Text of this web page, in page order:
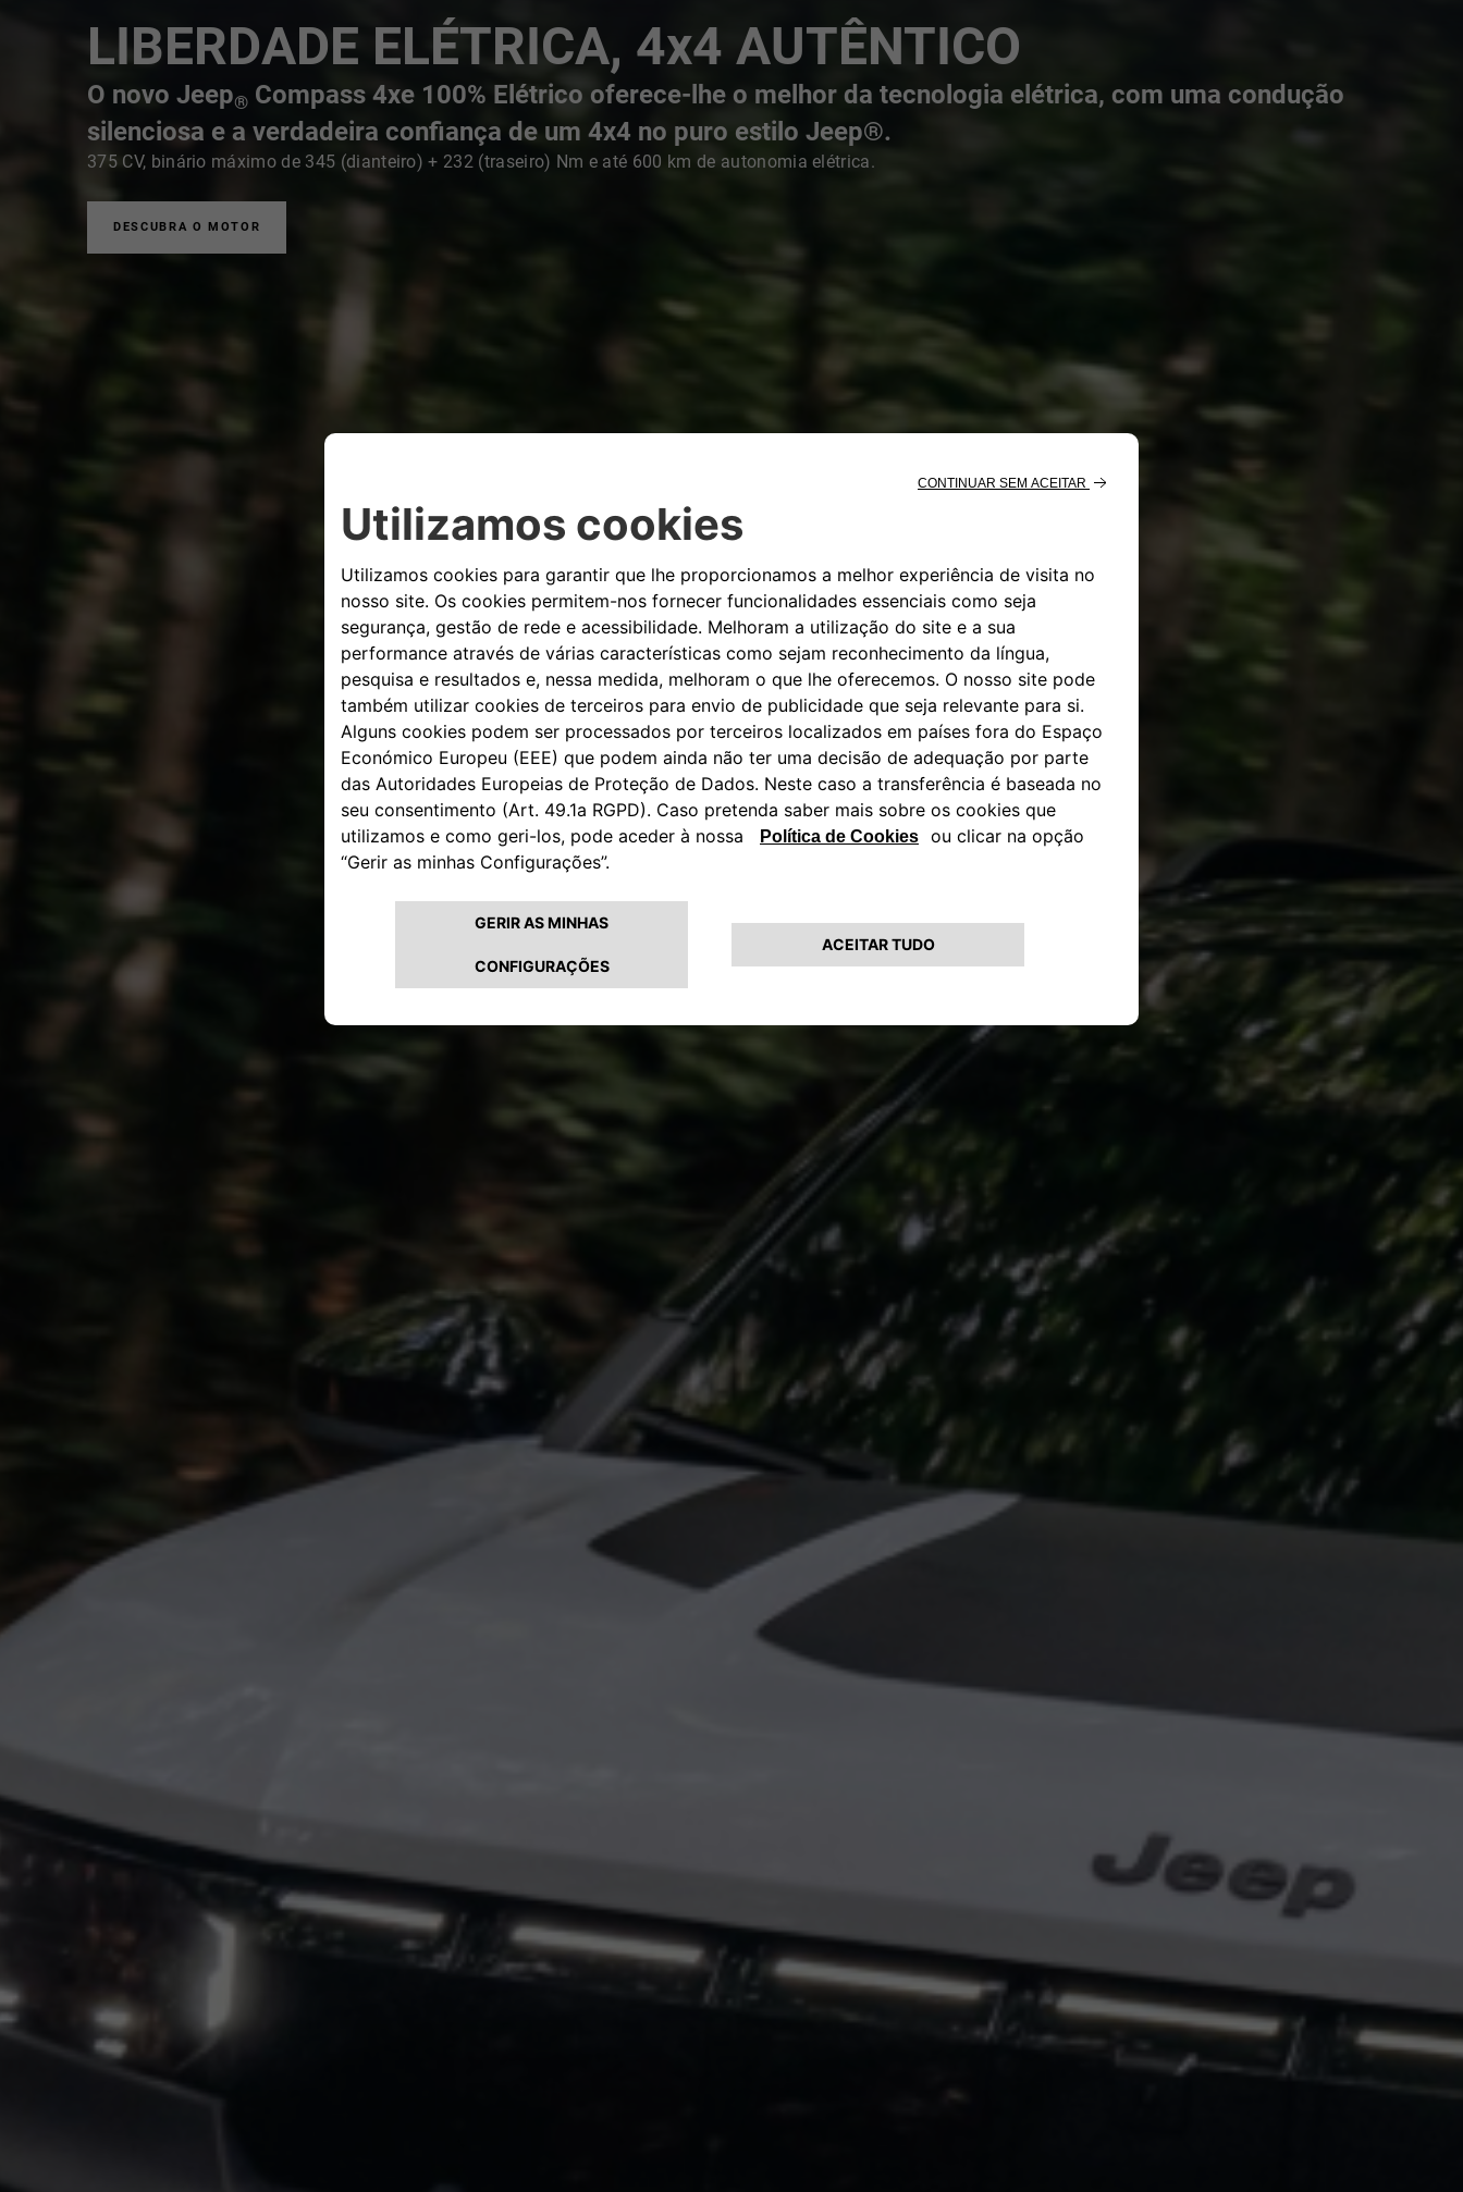
LIBERDADE ELÉTRICA, 4x4 AUTÊNTICO
O novo Jeep® Compass 4xe 100% Elétrico oferece-lhe o melhor da tecnologia elétrica, com uma condução
silenciosa e a verdadeira confiança de um 4x4 no puro estilo Jeep®.
375 CV, binário máximo de 345 (dianteiro) + 232 (traseiro) Nm e até 600 km de autonomia elétrica.
DESCUBRA O MOTOR